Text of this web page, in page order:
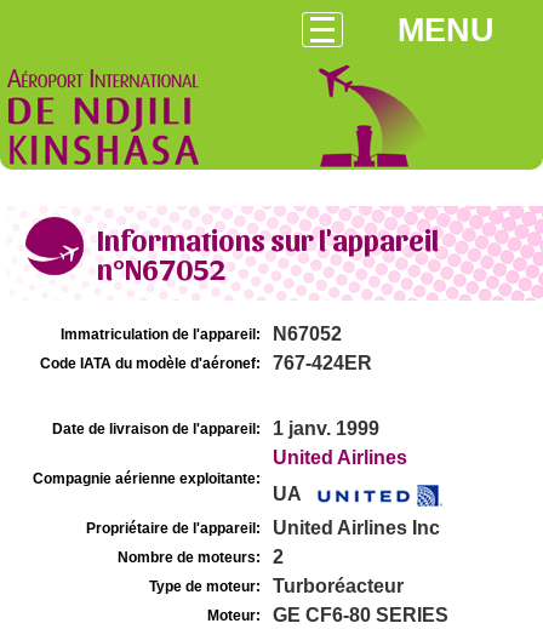
MENU
Informations sur l'appareil
n°N67052
Immatriculation de l'appareil: N67052
Code IATA du modèle d'aéronef: 767-424ER
Date de livraison de l'appareil: 1 janv. 1999
Compagnie aérienne exploitante:
United Airlines
UA
Propriétaire de l'appareil: United Airlines Inc
Nombre de moteurs: 2
Type de moteur: Turboréacteur
Moteur: GE CF6-80 SERIES